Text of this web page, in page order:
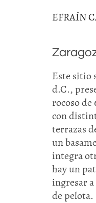
EFRAÍN
Este sitio
d.C.,
rocoso
con
terrazas
un
integra
hay un
ingresar
de pelota.